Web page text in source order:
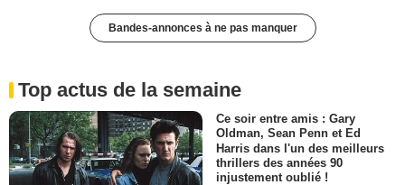
Bandes-annonces à ne pas manquer
Top actus de la semaine
Ce soir entre amis : Gary
Oldman, Sean Penn et Ed
Harris dans l'un des meilleurs
thrillers des années 90
injustement oublié !